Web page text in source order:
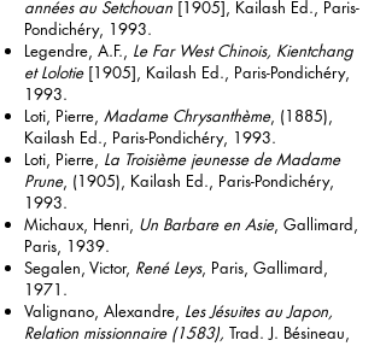
années au Setchouan [1905], Kailash Ed., Paris-
Pondichéry, 1993.
Legendre, A.F., Le Far West Chinois, Kientchang
et Lolotie[1905], Kailash Ed., Paris-Pondichéry,
1993.
Loti, Pierre, Madame Chrysanthème, (1885),
Kailash Ed., Paris-Pondichéry, 1993.
Loti, Pierre, La Troisième jeunesse de Madame
Prune, (1905), Kailash Ed., Paris-Pondichéry,
1993.
Michaux, Henri, Un Barbare en Asie, Gallimard,
Paris, 1939.
Segalen, Victor, René Leys, Paris, Gallimard,
1971.
Valignano, Alexandre, Les Jésuites au Japon,
Relation missionnaire (1583), Trad. J. Bésineau,